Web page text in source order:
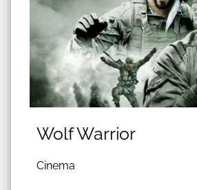
Wolf Warrior
Cinema